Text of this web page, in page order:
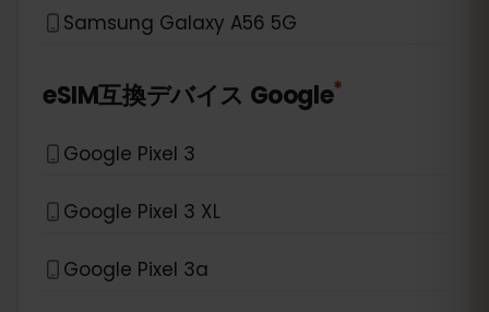
Samsung Galaxy A56 5G
eSIM互換デバイス Google*
Google Pixel 3
Google Pixel 3 XL
Google Pixel 3a